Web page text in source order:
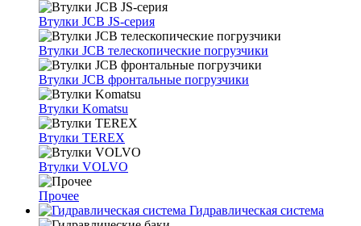
Втулки JCB JS-серия
Втулки JCB телескопические погрузчики
Втулки JCB фронтальные погрузчики
Втулки Komatsu
Втулки TEREX
Втулки VOLVO
Прочее
Гидравлическая система